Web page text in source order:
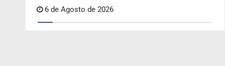
6 de Agosto de 2026